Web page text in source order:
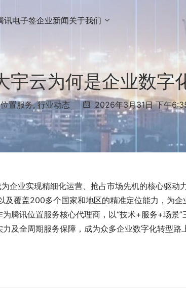
讯电子签企业新闻关于我们
云为何是企业数字
置服务,行业动态 2026年3月31日 下午
企业实现精细化运营、抢占市场先机的核心驱动力
覆盖200多个国家和地区的精准定位能力，为企
腾讯位置服务核心代理商，以“技术+服务+场景”
及全周期服务保障，成为众多企业数字化转型路